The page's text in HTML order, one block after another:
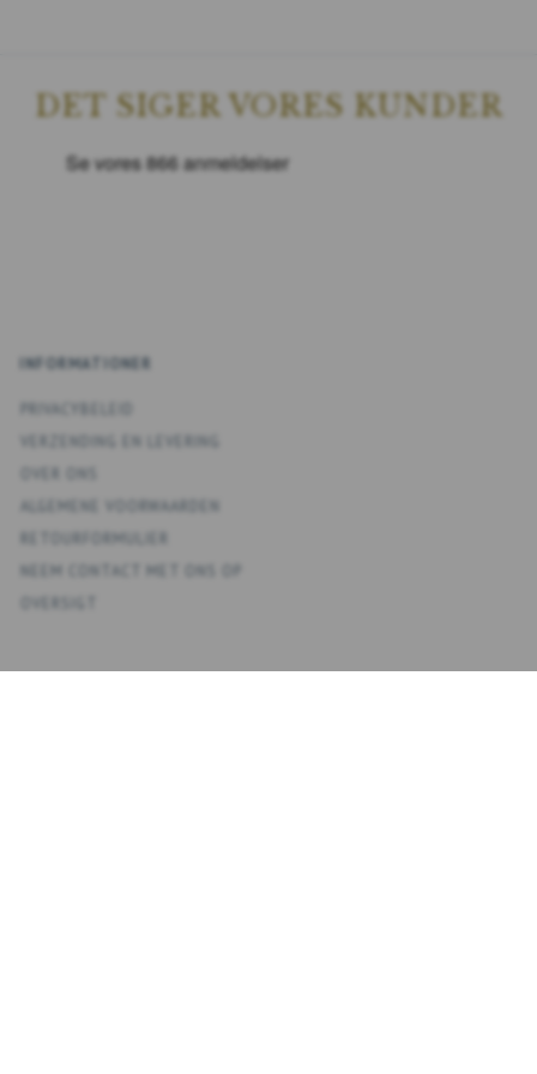
DET SIGER VORES KUNDER
INFORMATIONER
ALGEMENE VOORWAARDEN
RETOURFORMULIER
NEEM CONTACT MET ONS OP